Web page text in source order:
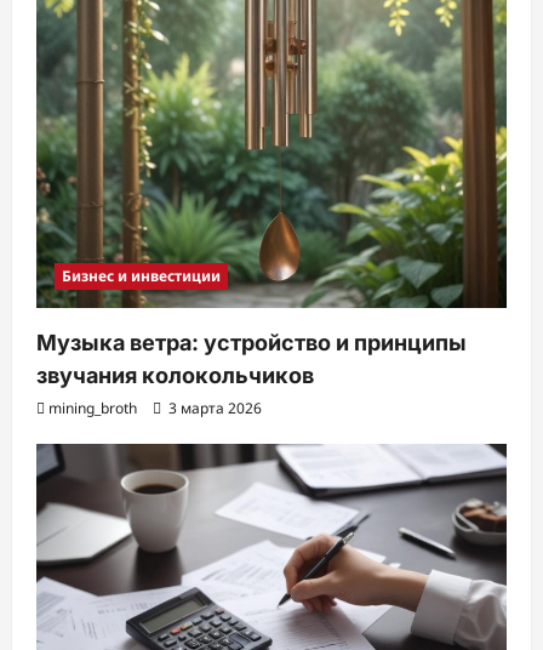
Бизнес и инвестиции
Музыка ветра: устройство и принципы
звучания колокольчиков
mining_broth 3 марта 2026